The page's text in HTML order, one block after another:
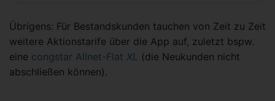
Übrigens: Für Bestandskunden tauchen von Zeit zu Zeit
weitere Aktionstarife über die App auf, zuletzt bspw.
eine congstar Allnet-Flat XL (die Neukunden nicht
abschließen können).